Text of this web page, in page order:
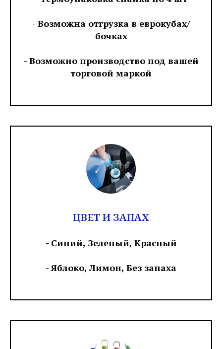
- Возможна отгрузка в еврокубах/
бочках
- Возможно производство под вашей
торговой маркой
ЦВЕТ И ЗАПАХ
- Синий, Зеленый, Красный
- Яблоко, Лимон, Без запаха